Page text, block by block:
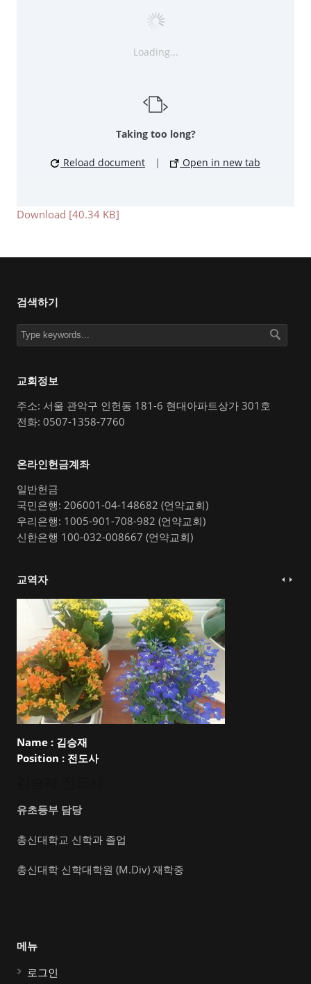
Loading...
Taking too long?
Reload document | Open in new tab
Download [40.34 KB]
검색하기
교회정보
주소: 서울 관악구 인헌동 181-6 현대아파트상가 301호
전화: 0507-1358-7760
온라인헌금계좌
일반헌금
국민은행: 206001-04-148682 (언약교회)
우리은행: 1005-901-708-982 (언약교회)
신한은행 100-032-008667 (언약교회)
교역자
Name : 김승재
Position : 전도사
유초등부 담당
총신대학교 신학과 졸업
총신대학 신학대학원 (M.Div) 재학중
메뉴
로그인